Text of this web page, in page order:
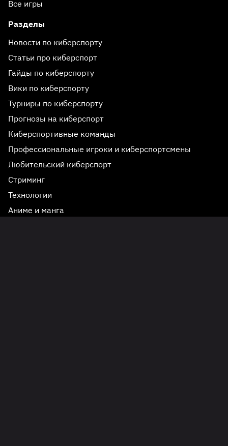
Реклама 18+
Все игры
Разделы
Новости по киберспорту
Статьи про киберспорт
Гайды по киберспорту
Вики по киберспорту
Турниры по киберспорту
Прогнозы на киберспорт
Киберспортивные команды
Профессиональные игроки и киберспортсмены
Любительский киберспорт
Стриминг
Технологии
Аниме и манга